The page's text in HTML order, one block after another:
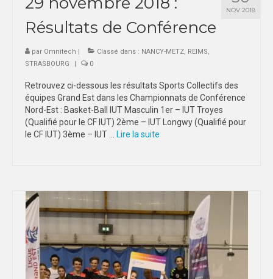
NOV 2018
Résultats de Conférence
par Omnitech | Classé dans : NANCY-METZ, REIMS,
STRASBOURG
| 0
Retrouvez ci-dessous les résultats Sports Collectifs des
équipes Grand Est dans les Championnats de Conférence
Nord-Est : Basket-Ball IUT Masculin 1er – IUT Troyes
(Qualifié pour le CF IUT) 2ème – IUT Longwy (Qualifié pour
le CF IUT) 3ème – IUT …
Lire la suite­­